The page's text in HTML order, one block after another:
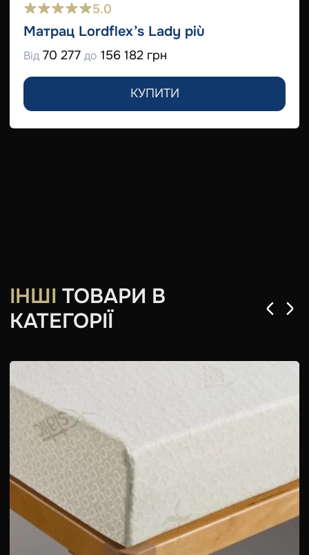
5.0
Матрац Lordflex’s Lady più
Від 70 277 до 156 182 грн
КУПИТИ
ІНШІ ТОВАРИ В
КАТЕГОРІЇ